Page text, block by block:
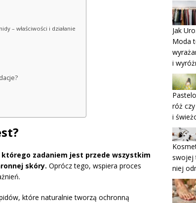
– właściwości i działanie
zadaniem jest przede wszystkim
skóry. Oprócz tego, wspiera proces
które naturalnie tworzą ochronną
Jak
Moda
i
róż
i
swojej
niej